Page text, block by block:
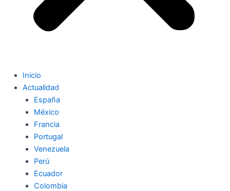
Inicio
Actualidad
España
México
Francia
Portugal
Venezuela
Perú
Ecuador
Colombia